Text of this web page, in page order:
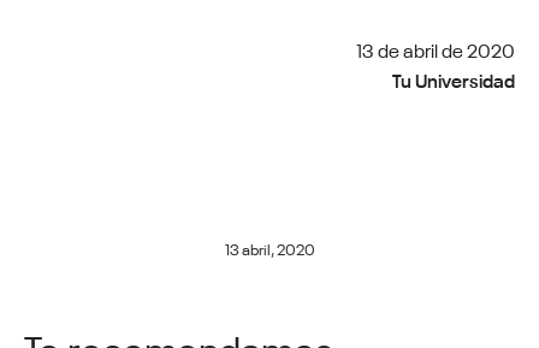
13 de abril de 2020
Tu Universidad
13 abril, 2020